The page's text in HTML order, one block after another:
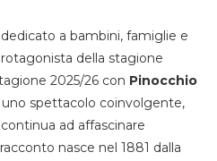
a bambini, famiglie e
della stagione
2025/26 con Pinocchio
uno spettacolo coinvolgente,
ad affascinare
nasce nel 1881 dalla